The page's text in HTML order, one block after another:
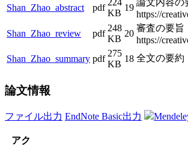
Shan_Zhao_abstract pdf
224
KB
19
論文内容の
https://
Shan_Zhao_review
pdf
248
KB
20
審査の要旨
https://
Shan_Zhao_summary pdf
275
KB
18 全文の要約
論文情報
ファイル出力 EndNote Basic出力
アク